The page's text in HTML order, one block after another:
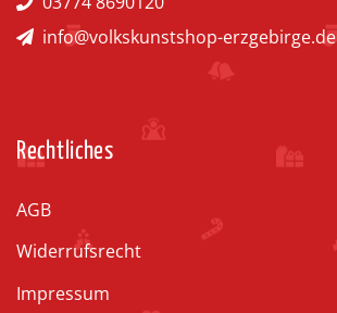
info@volkskunstshop-erzgebirge.de
Rechtliches
AGB
Widerrufsrecht
Impressum